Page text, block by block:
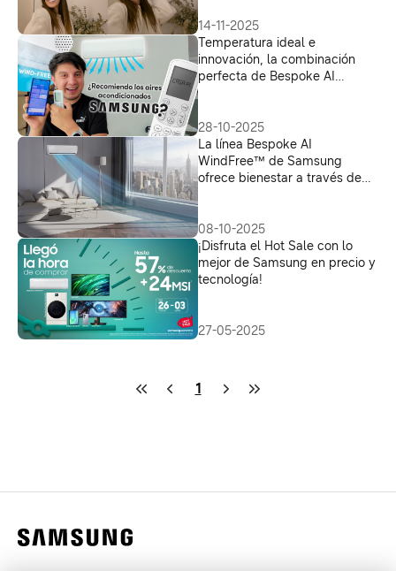
14-11-2025
Temperatura ideal e
innovación, la combinación
perfecta de Bespoke AI
28-10-2025
La línea Bespoke AI
WindFree™ de Samsung
ofrece bienestar a través de
08-10-2025
¡Disfruta el Hot Sale con lo
mejor de Samsung en precio y
tecnología!
27-05-2025
1